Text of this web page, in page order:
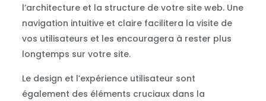
l’architecture et la structure de votre site web. Une
navigation intuitive et claire facilitera la visite de
vos utilisateurs et les encouragera à rester plus
longtemps sur votre site.
Le design et l’expérience utilisateur sont
également des éléments cruciaux dans la